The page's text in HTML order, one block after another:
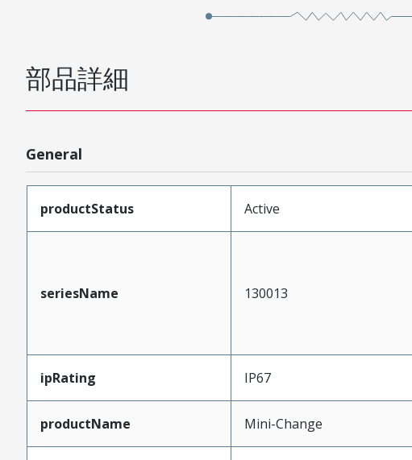
部品詳細
General
productStatus Active
seriesName 130013
ipRating IP67
productName Mini-Change